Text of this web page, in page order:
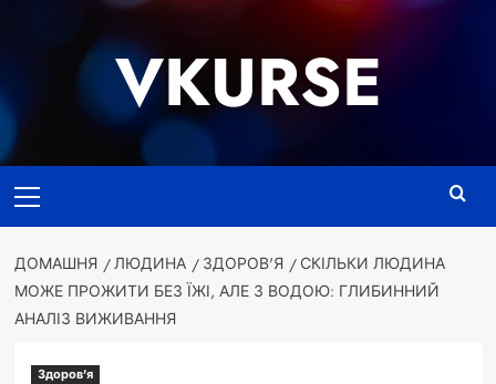
VKURSE
меню
ДОМАШНЯ ЛЮДИНА ЗДОРОВ'Я
СКІЛЬКИ ЛЮДИНА
МОЖЕ ПРОЖИТИ БЕЗ ЇЖІ, АЛЕ З ВОДОЮ: ГЛИБИННИЙ
АНАЛІЗ ВИЖИВАННЯ
Здоров'я